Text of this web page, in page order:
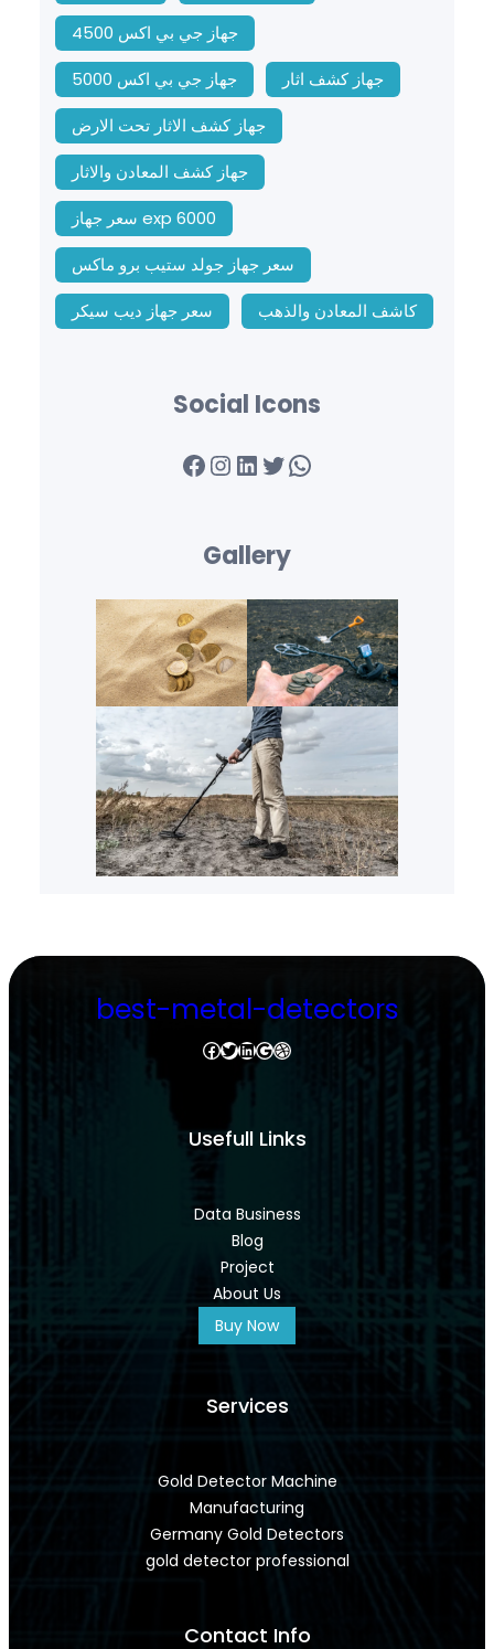
جهاز جي بي اكس 4500
جهاز جي بي اكس 5000
جهاز كشف اثار
جهاز كشف الاثار تحت الارض
جهاز كشف المعادن والاثار
سعر جهاز exp 6000
سعر جهاز جولد ستيب برو ماكس
سعر جهاز ديب سيكر
كاشف المعادن والذهب
Social Icons
Facebook InstagramLinkedIn Twitter WhatsApp
Gallery
best-metal-detectors
Facebook Twitter LinkedIn Google Dribbble
Usefull Links
Data Business
Blog
Project
About Us
Buy Now
Services
Gold Detector Machine
Manufacturing
Germany Gold Detectors
gold detector professional
Contact Info